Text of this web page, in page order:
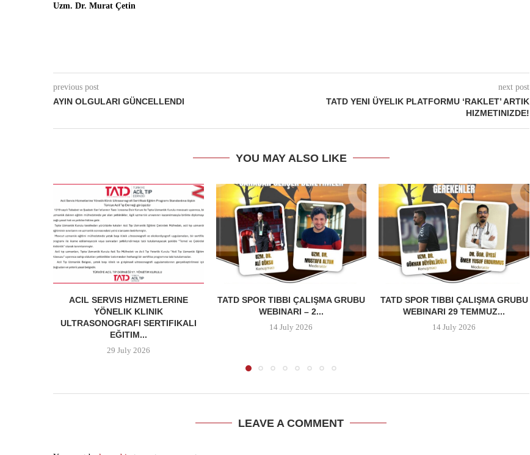
Uzm. Dr. Murat Çetin
previous post
AYIN OLGULARI GÜNCELLENDI
next post
TATD YENI ÜYELIK PLATFORMU ‘RAKLET’ ARTIK
HIZMETINIZDE!
YOU MAY ALSO LIKE
ACIL SERVIS HIZMETLERINE
YÖNELIK KLINIK
ULTRASONOGRAFI SERTIFIKALI
EĞITIM...
29 July 2026
TATD SPOR TIBBI ÇALIŞMA GRUBU
WEBINARI – 2...
14 July 2026
TATD SPOR TIBBI ÇALIŞMA GRUBU
WEBINARI 29 TEMMUZ...
14 July 2026
LEAVE A COMMENT